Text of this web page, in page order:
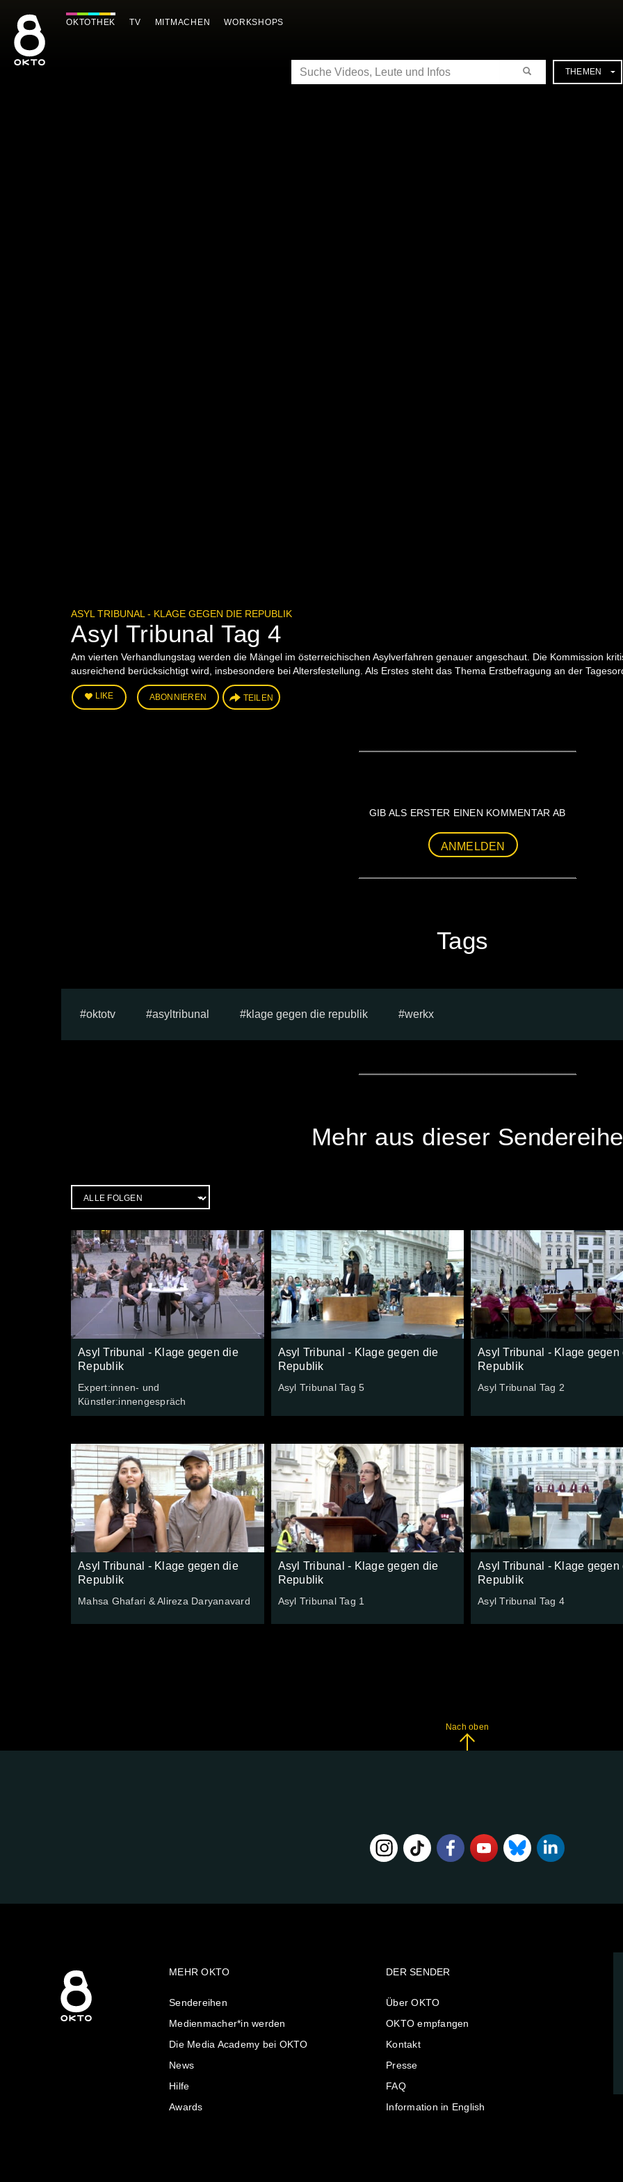
Inhalt
springen
OKTOTHEK TV MITMACHEN WORKSHOPS
SUCHE THEMEN
ASYL TRIBUNAL - KLAGE GEGEN DIE REPUBLIK
Asyl Tribunal Tag 4
Am vierten Verhandlungstag werden die Mängel im österreichischen Asylverfahren genauer angeschaut. Die Kommission
ausreichend berücksichtigt wird, insbesondere bei Altersfestellung. Als Erstes steht das Thema Erstbefragung an der
LIKE ABONNIEREN TEILEN
GIB ALS ERSTER EINEN KOMMENTAR AB
ANMELDEN
Tags
oktotv asyltribunal klage gegen die republik werkx
Mehr aus dieser Sendereihe
Asyl Tribunal - Klage gegen die
Republik
Expert:innen- und
Künstler:innengespräch
Asyl Tribunal - Klage gegen die
Republik
Asyl Tribunal Tag 5
Asyl Tribunal - Klage gegen
Republik
Asyl Tribunal Tag 2
Asyl Tribunal - Klage gegen die
Republik
Mahsa Ghafari & Alireza Daryanavard
Asyl Tribunal - Klage gegen die
Republik
Asyl Tribunal Tag 1
Asyl Tribunal - Klage gegen
Republik
Asyl Tribunal Tag 4
Nach oben
MEHR OKTO
Sendereihen
Medienmacher*in werden
Die Media Academy bei OKTO
News
Hilfe
Awards
DER SENDER
Über OKTO
OKTO empfangen
Kontakt
Presse
FAQ
Information in English